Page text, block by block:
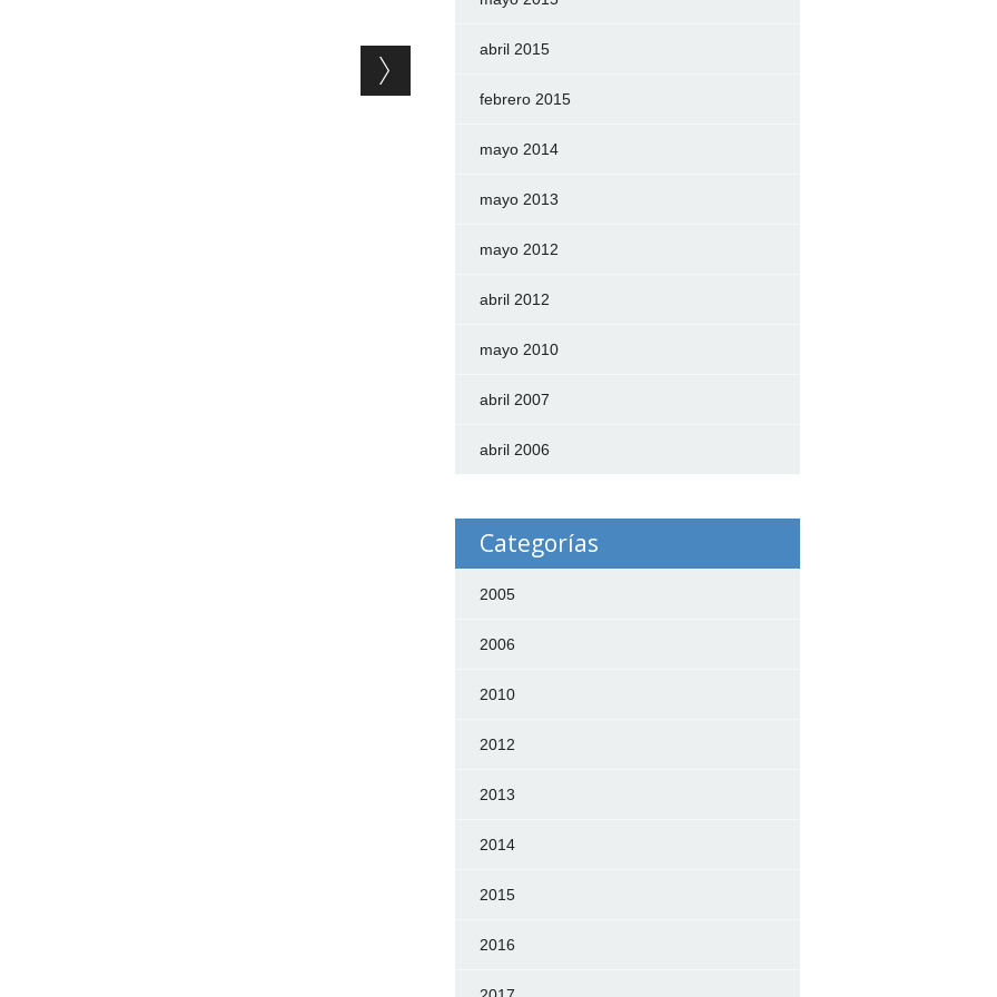
abril 2015
febrero 2015
mayo 2014
mayo 2013
mayo 2012
abril 2012
mayo 2010
abril 2007
abril 2006
Categorías
2005
2006
2010
2012
2013
2014
2015
2016